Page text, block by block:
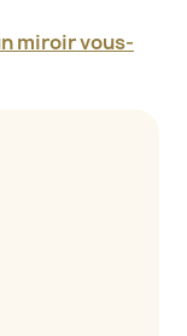
miroir vous-